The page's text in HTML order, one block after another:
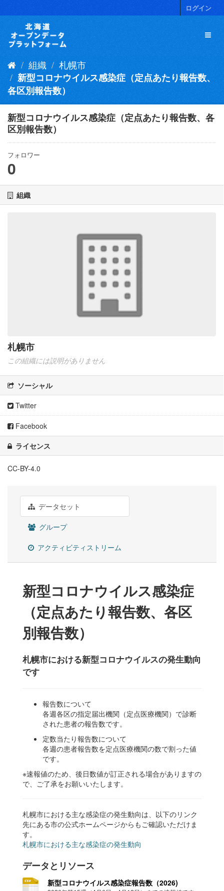
キ
ログイン
組織
札幌市
新型コロナウイルス感染症（定点あたり報告数、
各区別報告数）
新型コロナウイルス感染症（定点あたり報告数、各
区別報告数）
フォロワー
0
組織
札幌市
この組織には説明がありません
ソーシャル
Twitter
Facebook
ライセンス
CC-BY-4.0
データセット
グループ
アクティビティストリーム
新型コロナウイルス感染症
（定点あたり報告数、各区
別報告数）
札幌市における新型コロナウイルスの発生動向
です
報告数について
各週各区の指定届出機関（定点医療機関）で診断
された患者の報告数です。
定数当たり報告数について
各週の患者報告数を定点医療機関の数で割った値
です。
※速報値のため、後日数値が訂正される場合がありますの
で、ご了承をお願いいたします。
札幌市における主な感染症の発生動向は、以下のリンク
先にある市の公式ホームページからもご確認いただけま
す。
札幌市における主な感染症の発生動向
データとリソース
新型コロナウイルス感染症報告数（2026)